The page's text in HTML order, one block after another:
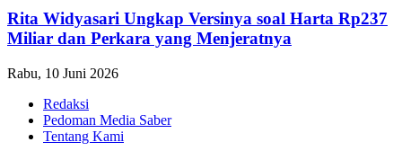
Rita Widyasari Ungkap Versinya soal Harta Rp237
Miliar dan Perkara yang Menjeratnya
Rabu, 10 Juni 2026
Redaksi
Pedoman Media Saber
Tentang Kami